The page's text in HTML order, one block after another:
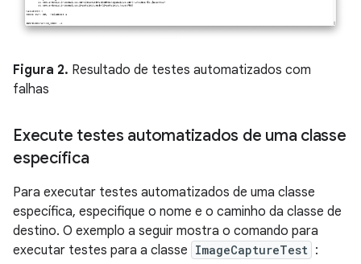
Figura 2. Resultado de testes automatizados com
falhas
Execute testes automatizados de uma classe
específica
Para executar testes automatizados de uma classe
específica, especifique o nome e o caminho da classe de
destino. O exemplo a seguir mostra o comando para
executar testes para a classe ImageCaptureTest :